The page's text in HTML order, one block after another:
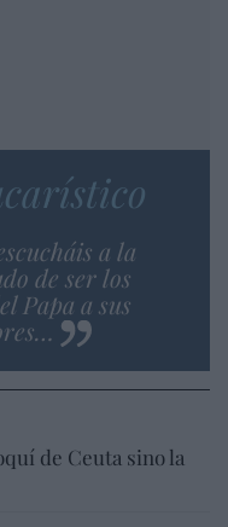
a la
de ser los
Papa a sus
de Ceuta sino la